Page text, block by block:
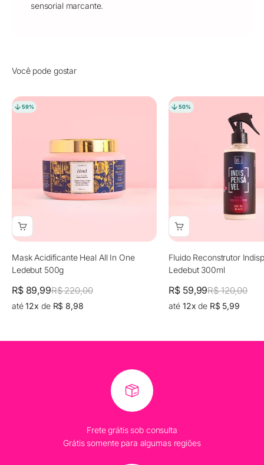
sensorial marcante.
59%
Mask Acidificante Heal All In One
Ledebut 500g
Preço promocional
R$ 89,99Preço normal
R$ 220,00
até12x de R$ 8,98
50%
Fluido Reconstrutor
Ledebut 300ml
Preço promocional
R$ 59,99Preço normal
R$ 120,00
até 12x de R$ 5,99
Frete grátis sob consulta
Grátis somente para algumas regiões